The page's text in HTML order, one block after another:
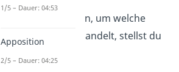
Um herauszufinden, um welche
Objektart es sich handelt, stellst du
1/5 – Dauer: 04:53
Apposition
2/5 – Dauer: 04:25